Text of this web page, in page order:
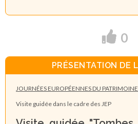
0
PRÉSENTATION DE
JOURNÉES EUROPÉENNES DU
Visite guidée dans le cadre des JEP